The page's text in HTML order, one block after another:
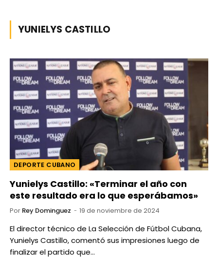
YUNIELYS CASTILLO
DEPORTE CUBANO
Yunielys Castillo: «Terminar el año con
este resultado era lo que esperábamos»
Por Rey Dominguez 19 de noviembre de 2024
El director técnico de La Selección de Fútbol Cubana,
Yunielys Castillo, comentó sus impresiones luego de
finalizar el partido que…